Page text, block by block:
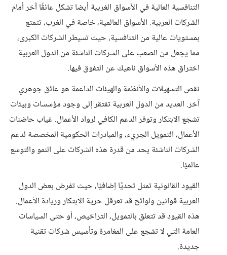
التنافسية العالية في الأسواق الغربية أيضا تشكل عائقًا آخر أمام
الشركات العربية. الأسواق العالمية، خاصة في الغرب، تتمتع
بمستويات عالية من التنافسية، حيث تسيطر الشركات الكبرى،
مما يجعل من الصعب على الشركات الناشئة من الدول العربية
اختراق هذه الأسواق ناهيك عن التفوق فيها.
نقص التسهيلات والأنظمة والهيئات الداعمة هو عائق جوهري
آخر. العديد من الدول العربية تفتقر إلى وجود مؤسسات وبيئات
تشجع الابتكار وتوفر الدعم الكافي لرواد الأعمال. غياب حاضنات
الأعمال، التمويل الجريء، والمبادرات الحكومية المخصصة لدعم
الشركات الناشئة يحد من قدرة هذه الشركات على النمو والتوسع
عالميًا.
القيود القانونية تمثل تحديًا إضافيًا، حيث تفرض بعض الدول
العربية قوانين ولوائح قد تعرقل حرية الابتكار وريادة الأعمال.
هذه القيود قد تتعلق بالتمويل، التراخيص، أو حتى السياسات
العامة التي لا تشجع على المغامرة وتأسيس شركات تقنية
جديدة.